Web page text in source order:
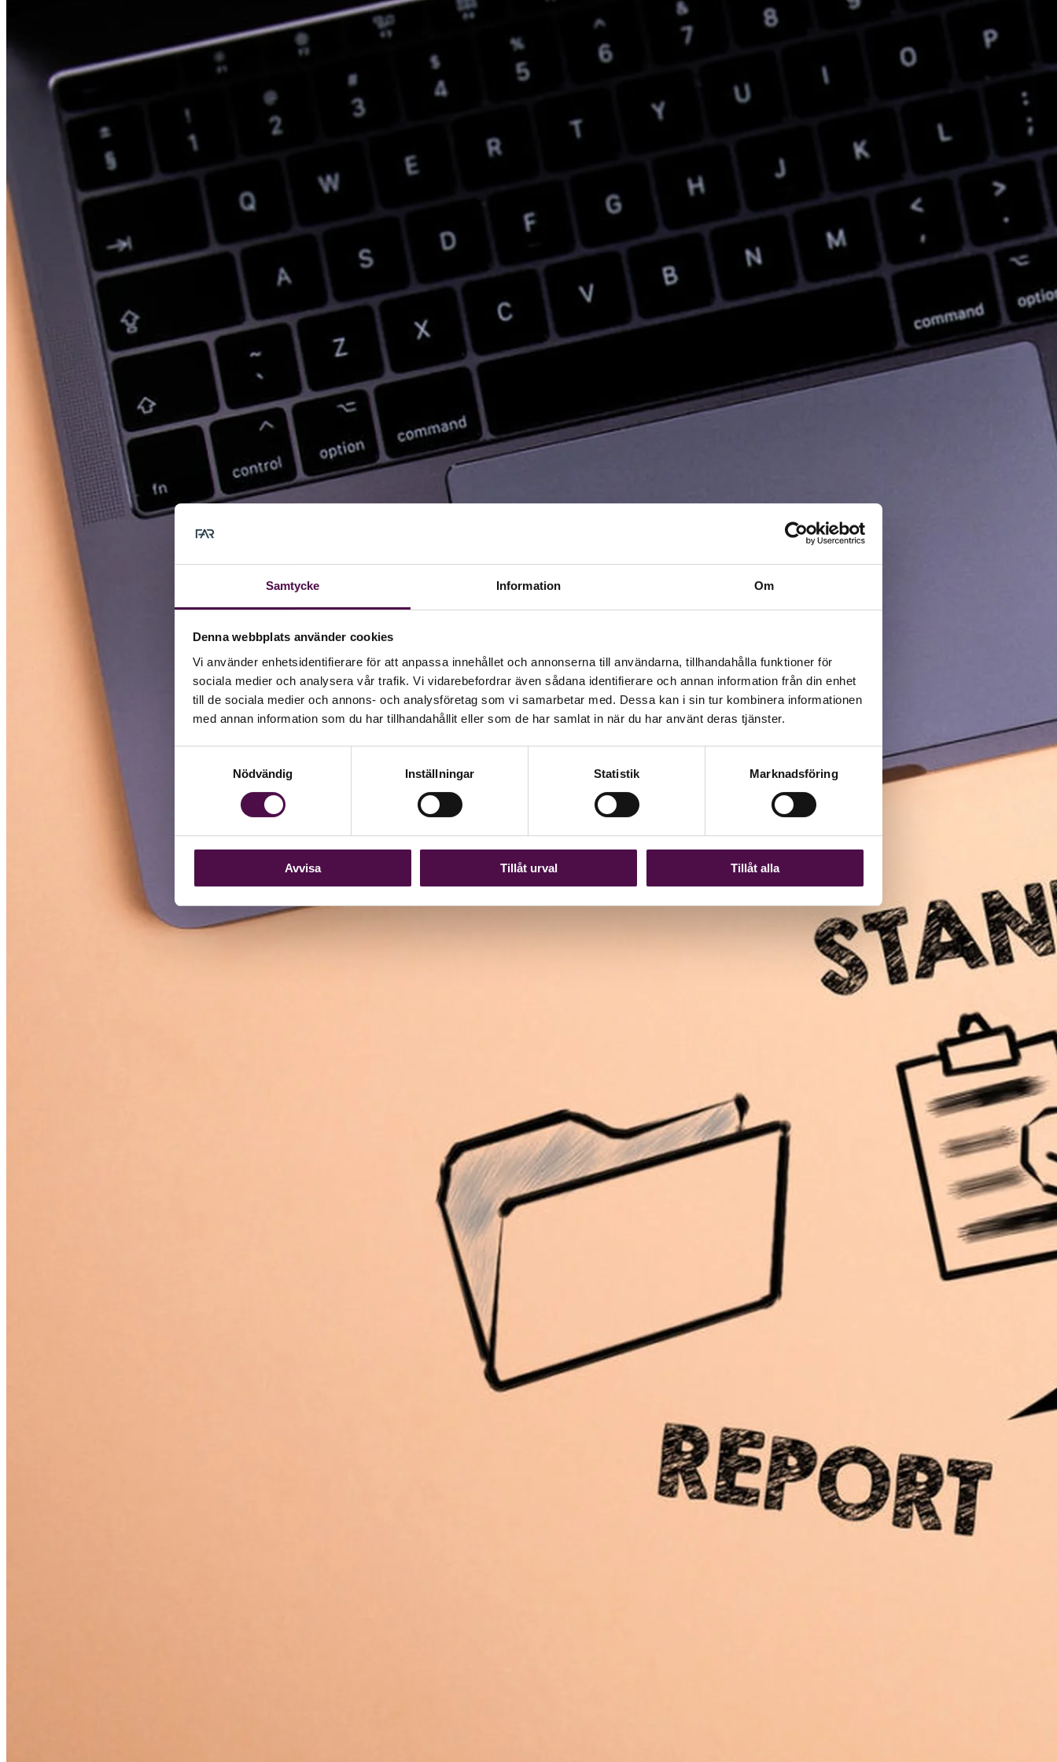
Samtycke Information Om
Denna webbplats använder cookies
Vi använder enhetsidentifierare för att anpassa innehållet och annonserna till användarna, tillhandahålla funktioner för
sociala medier och analysera vår trafik. Vi vidarebefordrar även sådana identifierare och annan information från din enhet
till de sociala medier och annons- och analysföretag som vi samarbetar med. Dessa kan i sin tur kombinera informationen
med annan information som du har tillhandahållit eller som de har samlat in när du har använt deras tjänster.
Nödvändig
Inställningar Statistik Marknadsföring
Avvisa Tillåt urval Tillåt alla